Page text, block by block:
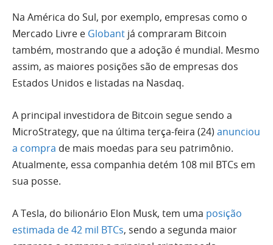
Na América do Sul, por exemplo, empresas como o
Mercado Livre e Globant já compraram Bitcoin
também, mostrando que a adoção é mundial. Mesmo
assim, as maiores posições são de empresas dos
Estados Unidos e listadas na Nasdaq.
A principal investidora de Bitcoin segue sendo a
MicroStrategy, que na última terça-feira (24) anunciou
a compra de mais moedas para seu patrimônio.
Atualmente, essa companhia detém 108 mil BTCs em
sua posse.
A Tesla, do bilionário Elon Musk, tem uma posição
estimada de 42 mil BTCs, sendo a segunda maior